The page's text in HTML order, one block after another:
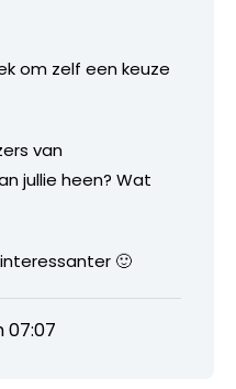
om zelf een keuze
van
jullie heen? Wat
🙂
07:07